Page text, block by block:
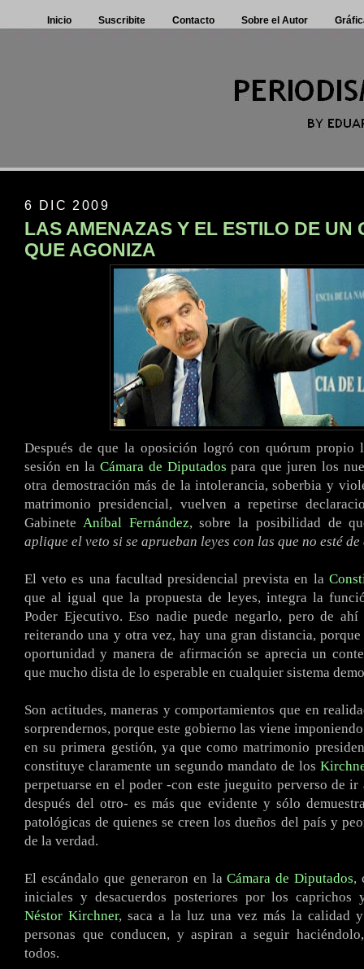
Inicio Suscribite Contacto Sobre el Autor
6 DIC 2009
LAS AMENAZAS Y EL ESTILO DE UN
QUE AGONIZA
Después de que la oposición logró con quórum propio
sesión en la Cámara de Diputados para que juren los
otra demostración más de la intolerancia, soberbia y
matrimonio presidencial, vuelven a repetirse
Gabinete Aníbal Fernández, sobre la posibilidad de
aplique el veto si se aprueban leyes con las que no esté
El veto es una facultad presidencial prevista en la
que al igual que la propuesta de leyes, integra la
Poder Ejecutivo. Eso nadie puede negarlo, pero de
reiterando una y otra vez, hay una gran distancia,
oportunidad y manera de afirmación se aprecia un
que mucho dista de lo esperable en cualquier sistema
Son actitudes, maneras y comportamientos que en
sorprendernos, porque este gobierno las viene
en su primera gestión, ya que como matrimonio
constituye claramente un segundo mandato de los
perpetuarse en el poder -con este jueguito perverso de ir
después del otro- es más que evidente y sólo
patológicas de quienes se creen los dueños del país y
de la verdad.
El escándalo que generaron en laCámara de Diputados,
iniciales y desacuerdos posteriores por los caprichos
Néstor Kirchner, saca a la luz una vez más la calidad
personas que conducen, y aspiran a seguir
todos.